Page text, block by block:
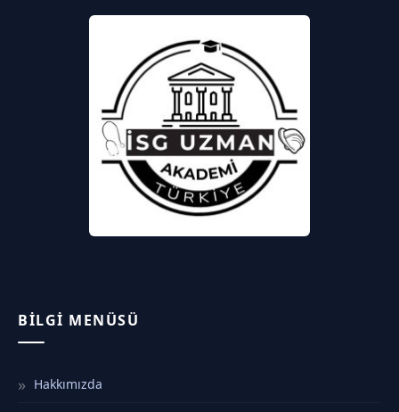
BILGI MENÜSÜ
Hakkımızda